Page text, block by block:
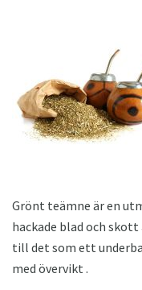
Grönt teämne är en
hackade blad och skott
till det som ett
med övervikt .